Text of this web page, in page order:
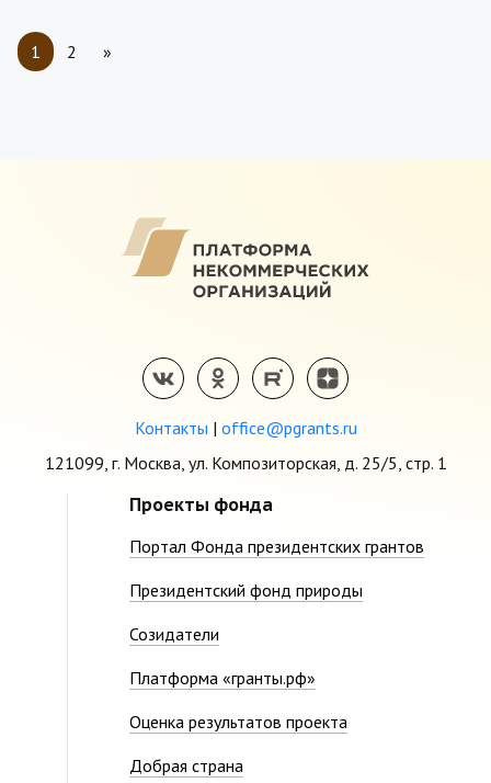
1 2 »
Контакты | office@pgrants.ru
121099, г. Москва, ул. Композиторская, д. 25/5, стр. 1
Проекты фонда
Портал Фонда президентских грантов
Президентский фонд природы
Созидатели
Платформа «гранты.рф»
Оценка результатов проекта
Добрая страна